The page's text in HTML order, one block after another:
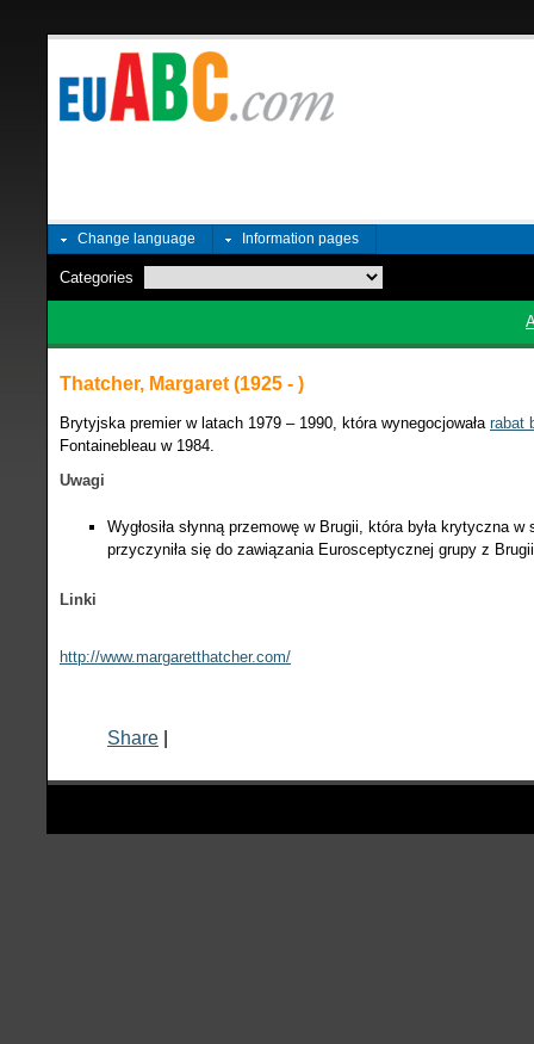
Change language Information pages
Categories
Thatcher, Margaret (1925 - )
Brytyjska premier w latach 1979 – 1990, która wynegocjowała rabat
Fontainebleau w 1984.
Uwagi
Wygłosiła słynną przemowę w Brugii, która była krytyczna
przyczyniła się do zawiązania Eurosceptycznej grupy z
Linki
http://www.margaretthatcher.com/
Share